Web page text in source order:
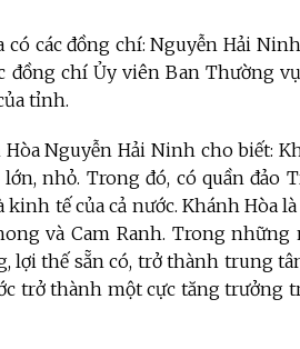
các đồng chí: Nguyễn Hải
đồng chí Ủy viên Ban Thường
tỉnh.
Nguyễn Hải Ninh cho biết:
nhỏ. Trong đó, có quần đảo
tế của cả nước. Khánh Hòa
và Cam Ranh. Trong những
lợi thế sẵn có, trở thành trung
trở thành một cực tăng trưởng